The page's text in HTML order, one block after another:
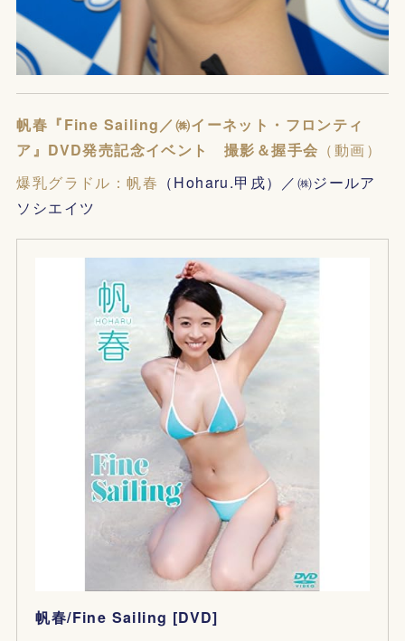
帆春『Fine Sailing／㈱イーネット・フロンティ
ア』DVD発売記念イベント 撮影＆握手会 （動画）
爆乳グラドル：帆春 （Hoharu.甲戌）／㈱ジールア
ソシエイツ
帆春/Fine Sailing [DVD]